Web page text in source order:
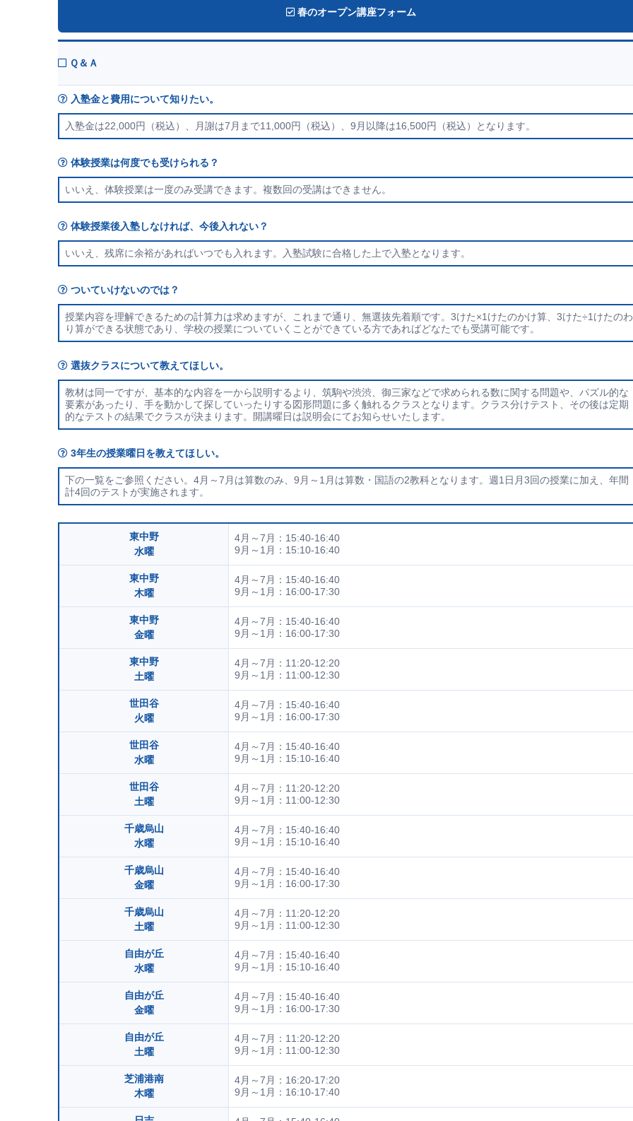
春のオープン講座フォーム
Ｑ＆Ａ
入塾金と費用について知りたい。
入塾金は22,000円（税込）、月謝は7月まで11,000円（税込）、9月以降は16,500円（税込）となります。
体験授業は何度でも受けられる？
いいえ、体験授業は一度のみ受講できます。複数回の受講はできません。
体験授業後入塾しなければ、今後入れない？
いいえ、残席に余裕があればいつでも入れます。入塾試験に合格した上で入塾となります。
ついていけないのでは？
授業内容を理解できるための計算力は求めますが、これまで通り、無選抜先着順です。3けた×1けたのかけ算、3けた÷1けたのわ
り算ができる状態であり、学校の授業についていくことができている方であればどなたでも受講可能です。
選抜クラスについて教えてほしい。
教材は同一ですが、基本的な内容を一から説明するより、筑駒や渋渋、御三家などで求められる数に関する問題や、パズル的な
要素があったり、手を動かして探していったりする図形問題に多く触れるクラスとなります。クラス分けテスト、その後は定期
的なテストの結果でクラスが決まります。開講曜日は説明会にてお知らせいたします。
3年生の授業曜日を教えてほしい。
下の一覧をご参照ください。4月～7月は算数のみ、9月～1月は算数・国語の2教科となります。週1日月3回の授業に加え、年間
計4回のテストが実施されます。
東中野
水曜
4月～7月：15:40-16:40
9月～1月：15:10-16:40
東中野
木曜
4月～7月：15:40-16:40
9月～1月：16:00-17:30
東中野
金曜
4月～7月：15:40-16:40
9月～1月：16:00-17:30
東中野
土曜
4月～7月：11:20-12:20
9月～1月：11:00-12:30
世田谷
火曜
4月～7月：15:40-16:40
9月～1月：16:00-17:30
世田谷
水曜
4月～7月：15:40-16:40
9月～1月：15:10-16:40
世田谷
土曜
4月～7月：11:20-12:20
9月～1月：11:00-12:30
千歳烏山
水曜
4月～7月：15:40-16:40
9月～1月：15:10-16:40
千歳烏山
金曜
4月～7月：15:40-16:40
9月～1月：16:00-17:30
千歳烏山
土曜
4月～7月：11:20-12:20
9月～1月：11:00-12:30
自由が丘
水曜
4月～7月：15:40-16:40
9月～1月：15:10-16:40
自由が丘
金曜
4月～7月：15:40-16:40
9月～1月：16:00-17:30
自由が丘
土曜
4月～7月：11:20-12:20
9月～1月：11:00-12:30
芝浦港南
木曜
4月～7月：16:20-17:20
9月～1月：16:10-17:40